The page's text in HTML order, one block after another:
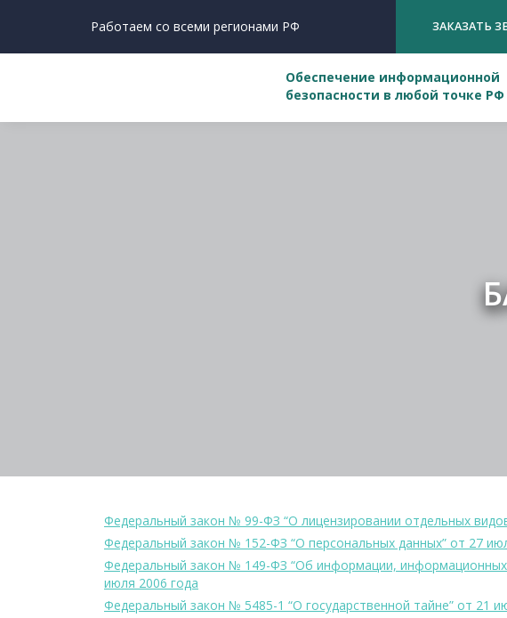
Работаем со всеми регионами РФ ЗАКАЗАТЬ
Обеспечение информационной
безопасности в любой точке РФ
Федеральный закон № 99-ФЗ “О лицензировании отдельных
Федеральный закон № 152-ФЗ “О персональных данных” от 27
Федеральный закон № 149-ФЗ “Об информации,
июля 2006 года
Федеральный закон № 5485-1 “О государственной тайне” от 21